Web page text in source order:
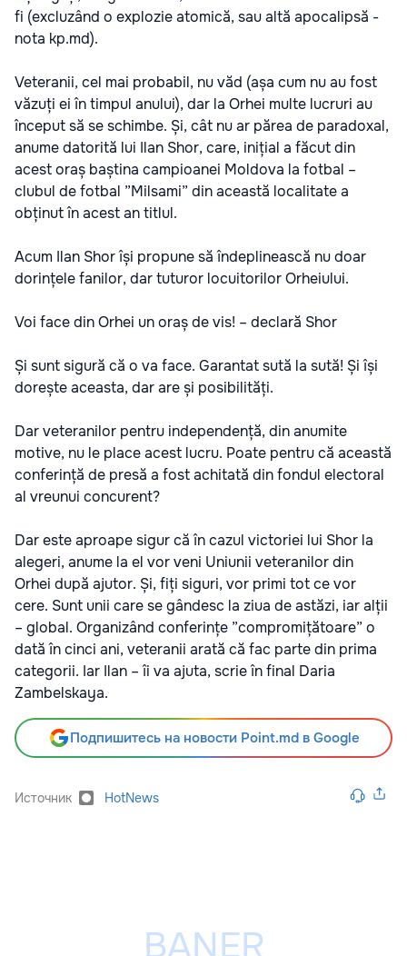
fi (excluzând o explozie atomică, sau altă apocalipsă -
nota kp.md).
Veteranii, cel mai probabil, nu văd (așa cum nu au fost
văzuți ei în timpul anului), dar la Orhei multe lucruri au
început să se schimbe. Și, cât nu ar părea de paradoxal,
anume datorită lui Ilan Shor, care, inițial a făcut din
acest oraș baștina campioanei Moldova la fotbal –
clubul de fotbal ”Milsami” din această localitate a
obținut în acest an titlul.
Acum Ilan Shor își propune să îndeplinească nu doar
dorințele fanilor, dar tuturor locuitorilor Orheiului.
Voi face din Orhei un oraș de vis! – declară Shor
Și sunt sigură că o va face. Garantat sută la sută! Și își
dorește aceasta, dar are și posibilități.
Dar veteranilor pentru independență, din anumite
motive, nu le place acest lucru. Poate pentru că această
conferință de presă a fost achitată din fondul electoral
al vreunui concurent?
Dar este aproape sigur că în cazul victoriei lui Shor la
alegeri, anume la el vor veni Uniunii veteranilor din
Orhei după ajutor. Și, fiți siguri, vor primi tot ce vor
cere. Sunt unii care se gândesc la ziua de astăzi, iar alții
– global. Organizând conferințe ”compromițătoare” o
dată în cinci ani, veteranii arată că fac parte din prima
categorii. Iar Ilan – îi va ajuta, scrie în final Daria
Zambelskaya.
Подпишитесь на новости Point.md в Google
Источник HotNews